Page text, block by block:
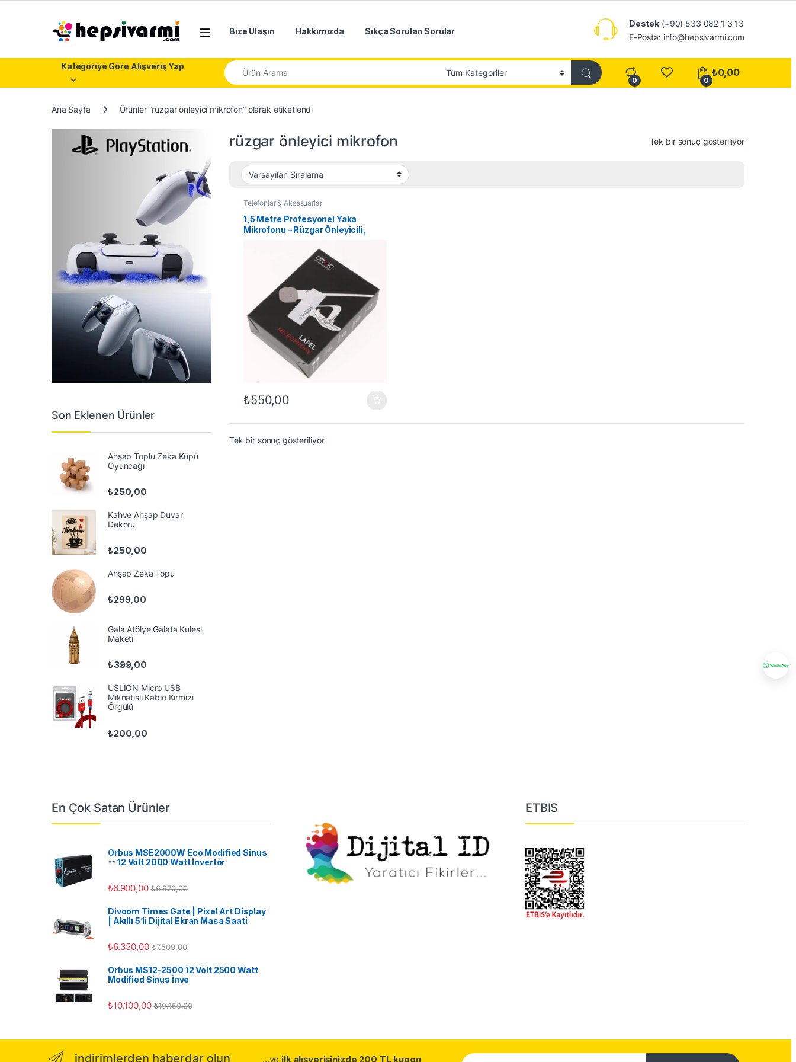
Bize Ulaşın Hakkımızda Sıkça Sorulan Sorular
Destek (+90) 533 082 1 3 13
E-Posta: info@hepsivarmi.com
Kategoriye Göre Alışveriş Yap Search for:
0 0
₺0,00
Ana Sayfa Ürünler “rüzgar önleyici mikrofon” olarak etiketlendi
rüzgar önleyici mikrofon Tek bir sonuç gösteriliyor
Telefonlar & Aksesuarlar
1,5 Metre Profesyonel Yaka
Mikrofonu – Rüzgar Önleyicili,
₺550,00
Tek bir sonuç gösteriliyor
Son Eklenen Ürünler
Ahşap Toplu Zeka Küpü
Oyuncağı
₺250,00
Kahve Ahşap Duvar
Dekoru
₺250,00
Ahşap Zeka Topu
₺299,00
Gala Atölye Galata Kulesi
Maketi
₺399,00
USLION Micro USB
Mıknatıslı Kablo Kırmızı
Örgülü
₺200,00
En Çok Satan Ürünler
Orbus MSE2000W Eco Modified Sinus
12 Volt 2000 Watt İnvertör
₺6.900,00 ₺6.970,00
Divoom Times Gate | Pixel Art Display
| Akıllı 5’li Dijital Ekran Masa Saati
₺6.350,00 ₺7.509,00
Orbus MS12-2500 12 Volt 2500 Watt
Modified Sinus İnve
₺10.100,00 ₺10.150,00
ETBIS
indirimlerden haberdar olun ...ve ilk alışverişinizde 200 TL kupon